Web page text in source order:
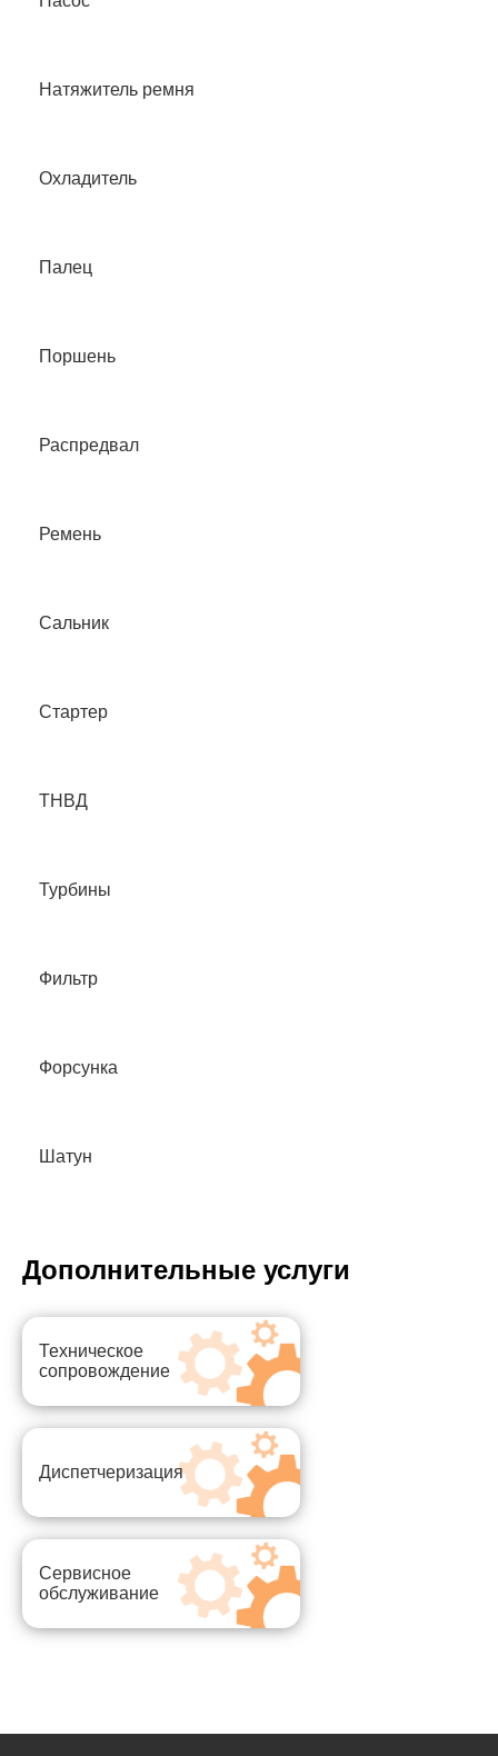
Натяжитель ремня
Охладитель
Палец
Поршень
Распредвал
Ремень
Сальник
Стартер
ТНВД
Турбины
Фильтр
Форсунка
Шатун
Дополнительные услуги
Техническое
сопровождение
Диспетчеризация
Сервисное
обслуживание